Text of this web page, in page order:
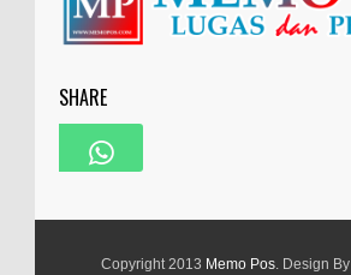
SHARE
Copyright 2013 Memo Pos. Design By